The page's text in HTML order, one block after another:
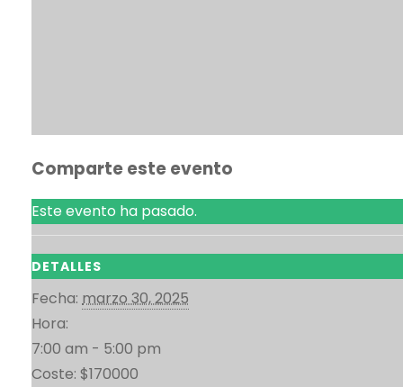
Comparte este evento
Este evento ha pasado.
DETALLES
Fecha: marzo 30, 2025
Hora:
7:00 am - 5:00 pm
Coste: $170000